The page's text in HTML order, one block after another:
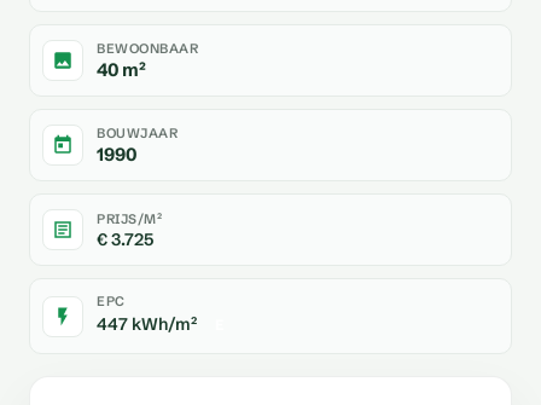
BEWOONBAAR
40 m²
BOUWJAAR
1990
PRIJS/M²
€ 3.725
EPC
447 kWh/m²